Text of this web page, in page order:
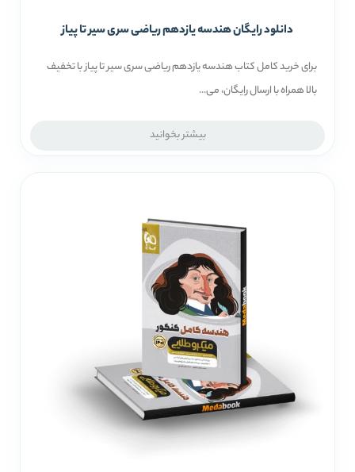
دانلود رایگان هندسه یازدهم ریاضی سری سیر تا پیاز
برای خرید کامل کتاب هندسه یازدهم ریاضی سری سیر تا پیاز با تخفیف
بالا همراه با ارسال رایگان، می...
بیشتر بخوانید